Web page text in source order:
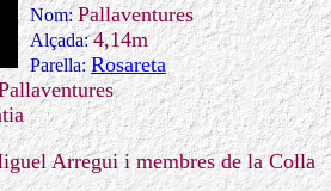
Nom:Pallaventures
Alçada:4,14m
Parella: Rosareta
Arregui i membres de la Colla